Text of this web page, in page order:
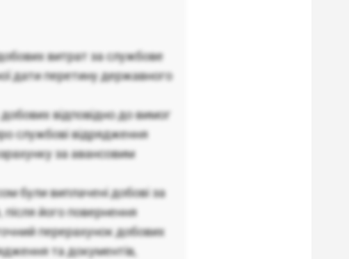
витрат за службове
дати перетину державного
добових відповідно до вимог
службові відрядження
за авансовим
були виплачені добові за
його повернення
перерахунок добових
та документів,